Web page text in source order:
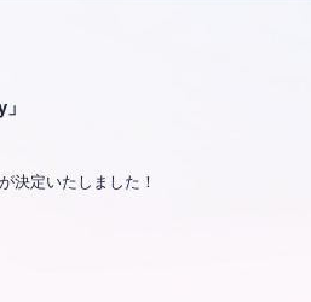
決定いたしました！